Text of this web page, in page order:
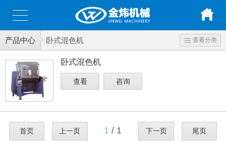
产品中心 卧式混色机 查看分类
卧式混色机
查看 咨询
首页 上一页 1 / 1 下一页 尾页